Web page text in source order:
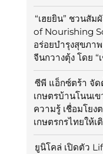
“เฮยยิน” ชวนสัม
of Nourishing
อร่อยบำรุงสุขภ
จีนกวางตุ้ง โดย
ซีพี แอ็กซ์ตร้า จัด
เกษตรบ้านโนนเ
ความรู้ เชื่อมโยง
เกษตรกรไทยให้เ
ยูนิโคล่ เปิดตัว